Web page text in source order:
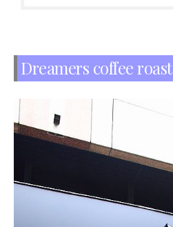
Dreamers coffee